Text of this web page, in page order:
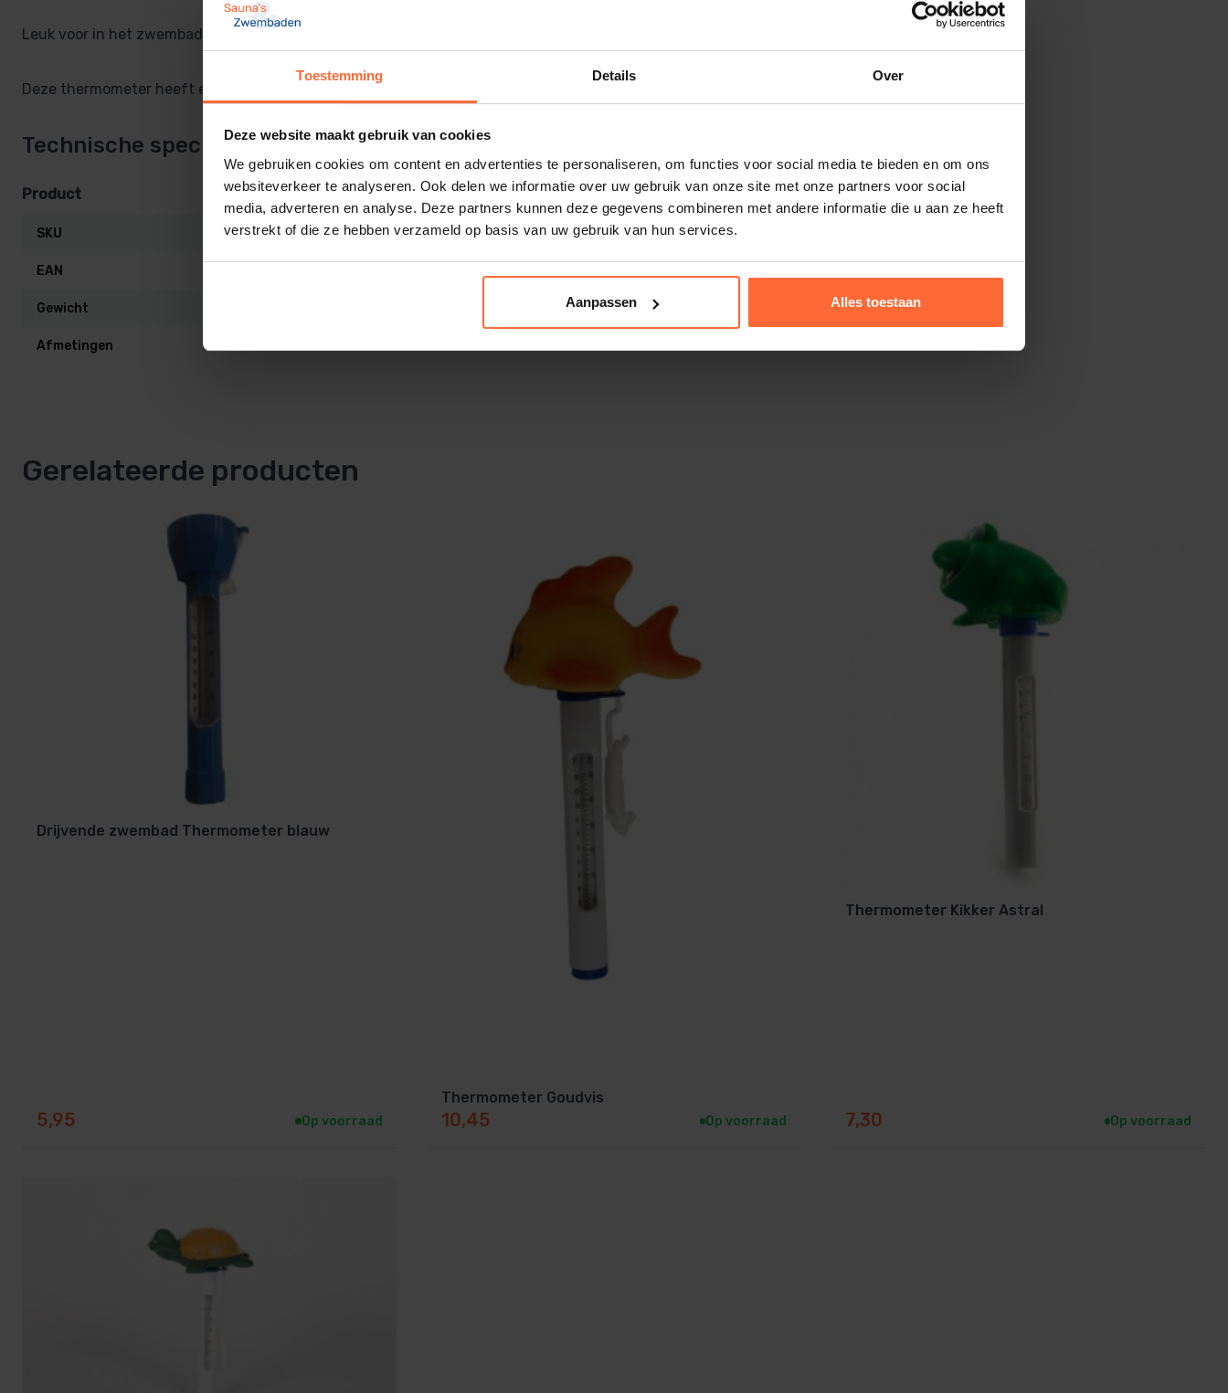
Toestemming Details Over
Deze website maakt gebruik van cookies
We gebruiken cookies om content en advertenties te personaliseren, om functies voor social media te bieden en om ons
websiteverkeer te analyseren. Ook delen we informatie over uw gebruik van onze site met onze partners voor social
media, adverteren en analyse. Deze partners kunnen deze gegevens combineren met andere informatie die u aan ze heeft
verstrekt of die ze hebben verzameld op basis van uw gebruik van hun services.
Aanpassen Alles toestaan
Leuk voor in het zwembad.
Deze thermometer heeft een schaalverdeling van 0 tot ca 50 graden Celsius
Technische specificaties
Product
SKU SW-0181033
EAN
Gewicht
Afmetingen
Gerelateerde producten
Drijvende zwembad Thermometer blauw
5,95 Op voorraad
Thermometer Goudvis
10,45 Op voorraad
Thermometer Kikker Astral
7,30 Op voorraad